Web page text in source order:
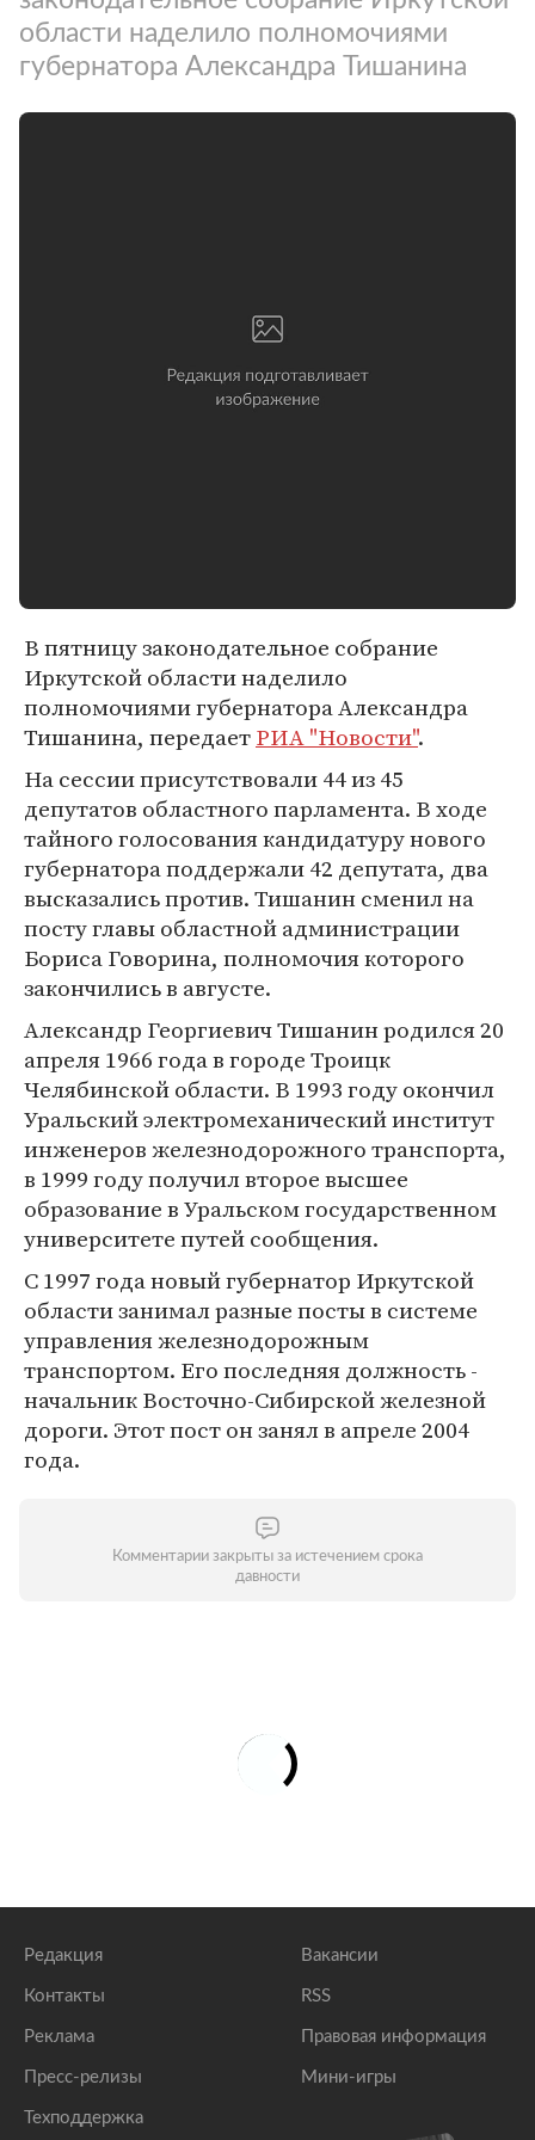
области наделило полномочиями
губернатора Александра Тишанина
В пятницу законодательное собрание
Иркутской области наделило
полномочиями губернатора Александра
Тишанина, передаетРИА "Новости".
На сессии присутствовали 44 из 45
депутатов областного парламента. В ходе
тайного голосования кандидатуру нового
губернатора поддержали 42 депутата, два
высказались против. Тишанин сменил на
посту главы областной администрации
Бориса Говорина, полномочия которого
закончились в августе.
Александр Георгиевич Тишанин родился 20
апреля 1966 года в городе Троицк
Челябинской области. В 1993 году окончил
Уральский электромеханический институт
инженеров железнодорожного транспорта,
в 1999 году получил второе высшее
образование в Уральском государственном
университете путей сообщения.
С 1997 года новый губернатор Иркутской
области занимал разные посты в системе
управления железнодорожным
транспортом. Его последняя должность -
начальник Восточно-Сибирской железной
дороги. Этот пост он занял в апреле 2004
года.
Комментарии закрыты за истечением срока
давности
Редакция
Контакты
Реклама
Пресс-релизы
Техподдержка
Вакансии
RSS
Правовая информация
Мини-игры